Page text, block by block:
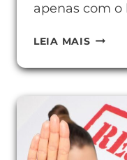
apenas com o
LEIA MAIS